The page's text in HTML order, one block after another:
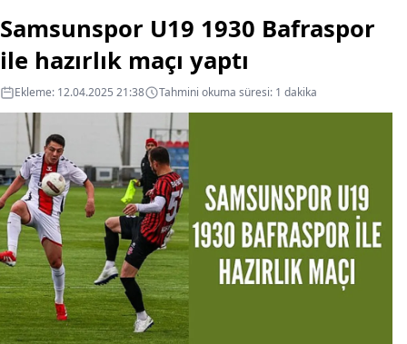
Samsunspor U19 1930 Bafraspor
ile hazırlık maçı yaptı
Ekleme: 12.04.2025 21:38 Tahmini okuma süresi: 1 dakika